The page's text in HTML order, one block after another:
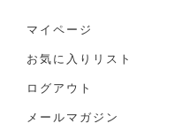
マイページ
お気に入りリスト
ログアウト
メールマガジン